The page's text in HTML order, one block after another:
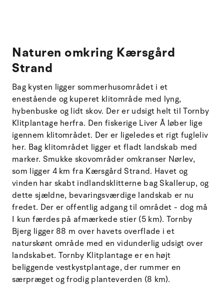
Naturen omkring Kærsgård
Strand
Bag kysten ligger sommerhusområdet i et
enestående og kuperet klitområde med lyng,
hybenbuske og lidt skov. Der er udsigt helt til Tornby
Klitplantage herfra. Den fiskerige Liver Å løber lige
igennem klitområdet. Der er ligeledes et rigt fugleliv
her. Bag klitområdet ligger et fladt landskab med
marker. Smukke skovområder omkranser Nørlev,
som ligger 4 km fra Kærsgård Strand. Havet og
vinden har skabt indlandsklitterne bag Skallerup, og
dette sjældne, bevaringsværdige landskab er nu
fredet. Der er offentlig adgang til området - dog må
I kun færdes på afmærkede stier (5 km). Tornby
Bjerg ligger 88 m over havets overflade i et
naturskønt område med en vidunderlig udsigt over
landskabet. Tornby Klitplantage er en højt
beliggende vestkystplantage, der rummer en
særpræget og frodig planteverden (8 km).